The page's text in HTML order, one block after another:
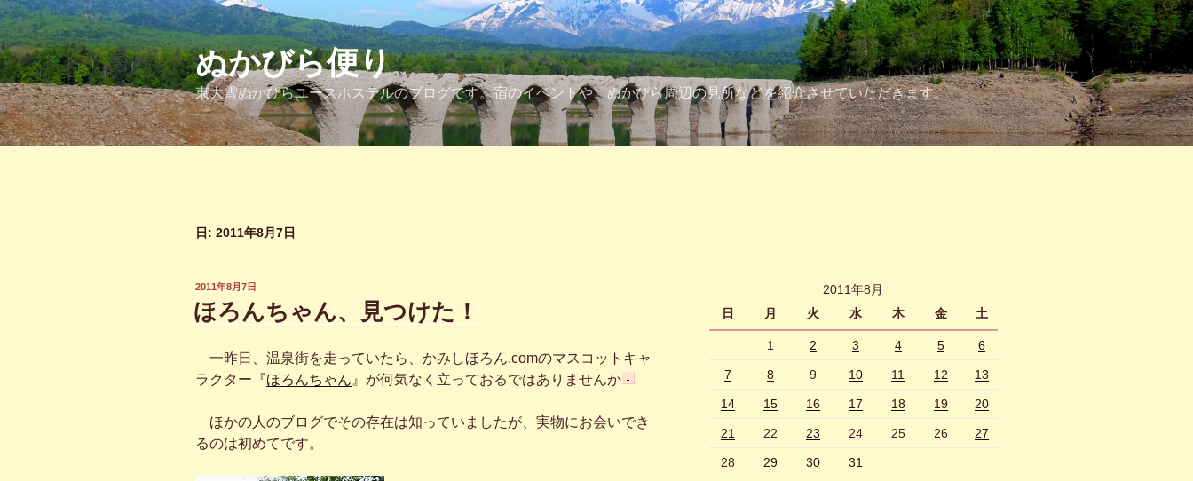
コ
ン
テ
ン
ツ
へ
ス
ぬかびら便り
東大雪ぬかびらユースホステルのブログです。宿のイベントや、ぬかびら周辺の見所などを紹介させていただきます。
日: 2011年8月7日
投
稿
日:
2011年8月7日
ほろんちゃん、見つけた！
一昨日、温泉街を走っていたら、かみしほろん.comのマスコットキャ
ラクター『ほろんちゃん 』が何気なく立っておるではありませんか
ほかの人のブログでその存在は知っていましたが、実物にお会いでき
るのは初めてです。
2011年8月
日
月 火 水 木 金 土
1 2 3 4 5 6
7 8 9 10 11 12 13
14 15 16 17 18 19 20
21 22 23 24 25 26 27
28 29 30 31